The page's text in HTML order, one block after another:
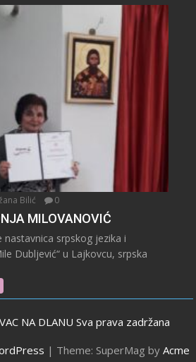
Bilić 0
MILOVANOVIĆ
srpskog jezika i
Dubljević“ u Lajkovcu, srpska
NA DLANU Sva prava zadržana
| Theme: SuperMag by Acme